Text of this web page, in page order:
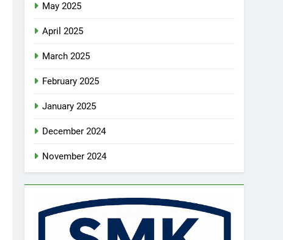
May 2025
April 2025
March 2025
February 2025
January 2025
December 2024
November 2024